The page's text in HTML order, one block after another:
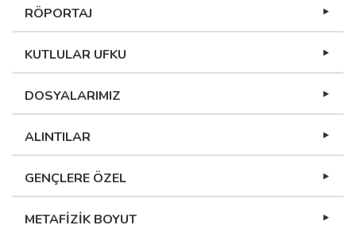
RÖPORTAJ
KUTLULAR UFKU
DOSYALARIMIZ
ALINTILAR
GENÇLERE ÖZEL
METAFİZİK BOYUT